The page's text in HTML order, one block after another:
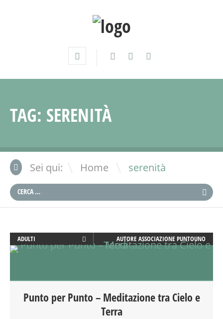
TAG: SERENITÀ
Sei qui: Home \ serenità
ADULTI
BENESSERE
RIEQUILIBRIO ENERGETICO
AUTORE ASSOCIAZIONE PUNTOUNO
Punto per Punto – Meditazione tra Cielo e
Terra